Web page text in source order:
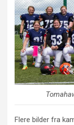
Flere bilder fra